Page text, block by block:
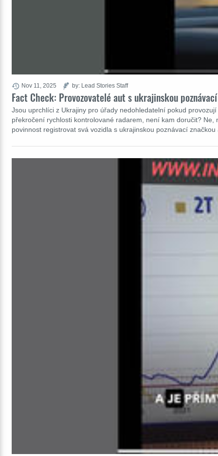
Fact Check: Provozovatelé aut s ukrajinskou
Jsou uprchlíci z Ukrajiny pro úřady nedohledatelní pokud
překročení rychlosti kontrolované radarem, není kam doručit?
povinnost registrovat svá vozidla s ukrajinskou poznávací
Nov 11, 2025 by: Lead Stories Staff